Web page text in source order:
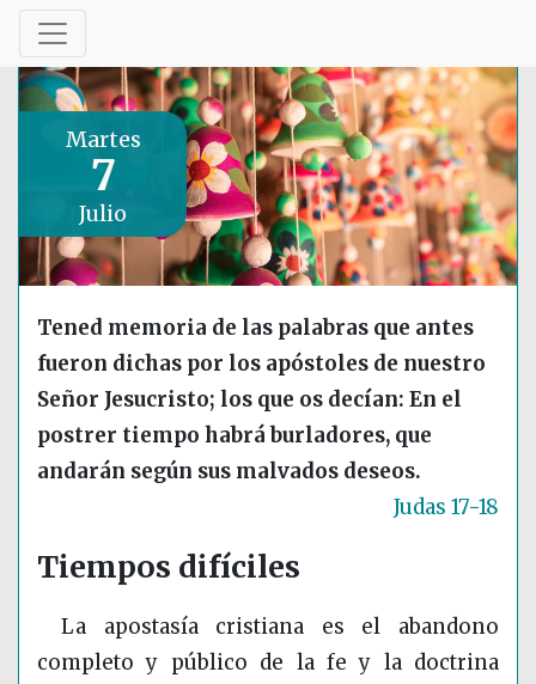
Martes
7
Julio
Tened memoria de las palabras que antes
fueron dichas por los apóstoles de nuestro
Señor Jesucristo; los que os decían: En el
postrer tiempo habrá burladores, que
andarán según sus malvados deseos.
Judas 17-18
Tiempos difíciles
La apostasía cristiana es el abandono
completo y público de la fe y la doctrina